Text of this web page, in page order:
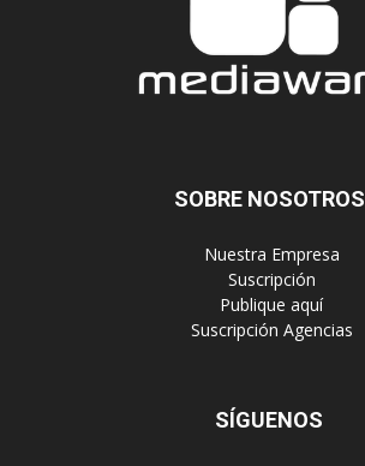
SOBRE NOSOTROS
‎ Nuestra Empresa
‎ Suscripción
‎ Publique aquí
‎ Suscripción Agencias
SÍGUENOS